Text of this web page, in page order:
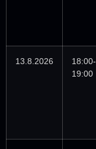
13.8.2026
18:00-
19:00